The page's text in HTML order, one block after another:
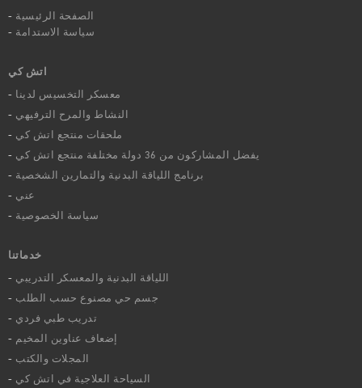
الصفحة الرئيسية
سياسة الاستدامة
اتش كي
معسكر التخسيس لدينا
النشاط والمرح الترفيهي
ملحقات منتجع اتش كي
يفضل المشاركون من 36 دولة مختلفة منتجع اتش كي
برنامج اللياقة البدنية والتمارين الشخصية
عني
سياسة الخصوصية
خدماتنا
اللياقة البدنية والمعسكر التدريبي
جسم حي مصنوع حسب الطلب
تدريب طبي فردي
إضعاف عناوين المخيم
المجلات والكتب
السياحة العلاجية في اتش كي